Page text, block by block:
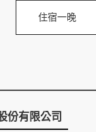
住宿一晚
份有限公司